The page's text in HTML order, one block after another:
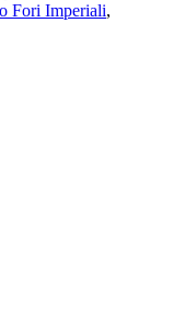
Fori Imperiali,